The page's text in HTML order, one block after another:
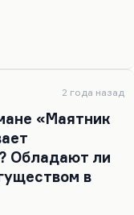
2 года назад
«Маятник
Обладают ли
в